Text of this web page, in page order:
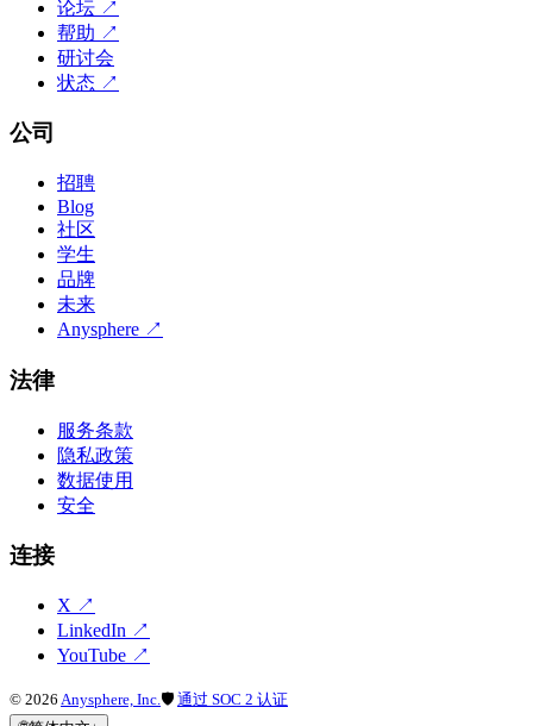
论坛 ↗
帮助 ↗
研讨会
状态 ↗
公司
招聘
Blog
社区
学生
品牌
未来
Anysphere ↗
法律
服务条款
隐私政策
数据使用
安全
连接
X ↗
LinkedIn ↗
YouTube ↗
© 2026 Anysphere, Inc. 🛡 通过 SOC 2 认证